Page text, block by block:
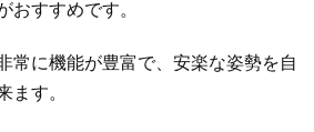
おすすめです。
常に機能が豊富で、安楽な姿勢を自
す。